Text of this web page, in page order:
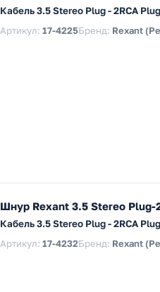
Кабель 3.5 Stereo Plug - 2RCA
Артикул: 17-4225Бренд: Rexant
Шнур Rexant 3.5 Stereo Plug-
Кабель 3.5 Stereo Plug - 2RCA
Артикул: 17-4232Бренд: Rexant